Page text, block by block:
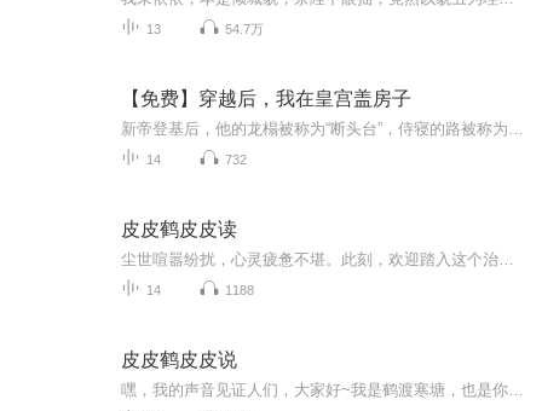
13 54.7万
【免费】穿越后，我在皇宫盖房子
14 732
皮皮鹤皮皮读
14 1188
皮皮鹤皮皮说